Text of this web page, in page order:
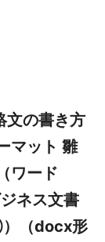
文の書き方
マット 雛
ワード
ネス文書
（docx形